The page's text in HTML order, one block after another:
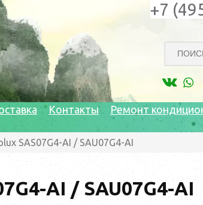
+7
Контакты Ремонт
SAS07G4-AI / SAU07G4-AI
AI / SAU07G4-AI